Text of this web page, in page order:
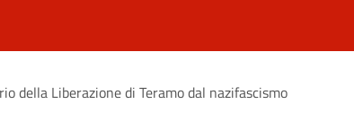
della Liberazione di Teramo dal nazifascismo